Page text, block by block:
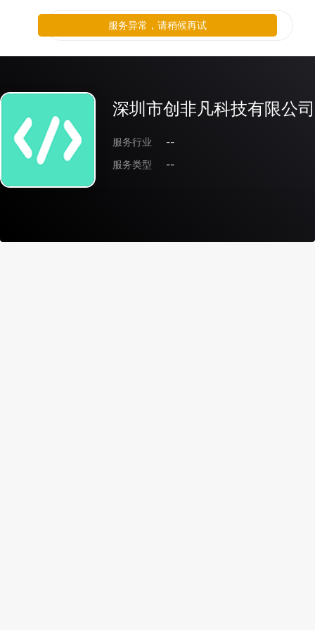
深圳市创非凡科技有限公司
服务行业
--
服务类型
--
服务异常，请稍候再试